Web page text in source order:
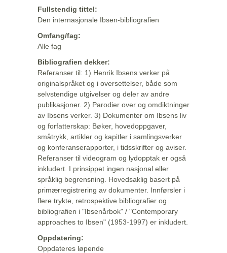
Fullstendig tittel:
Den internasjonale Ibsen-bibliografien
Omfang/fag:
Alle fag
Bibliografien dekker:
Referanser til: 1) Henrik Ibsens verker på
originalspråket og i oversettelser, både som
selvstendige utgivelser og deler av andre
publikasjoner. 2) Parodier over og omdiktninger
av Ibsens verker. 3) Dokumenter om Ibsens liv
og forfatterskap: Bøker, hovedoppgaver,
småtrykk, artikler og kapitler i samlingsverker
og konferanserapporter, i tidsskrifter og aviser.
Referanser til videogram og lydopptak er også
inkludert. I prinsippet ingen nasjonal eller
språklig begrensning. Hovedsaklig basert på
primærregistrering av dokumenter. Innførsler i
flere trykte, retrospektive bibliografier og
bibliografien i "Ibsenårbok" / "Contemporary
approaches to Ibsen" (1953-1997) er inkludert.
Oppdatering:
Oppdateres løpende